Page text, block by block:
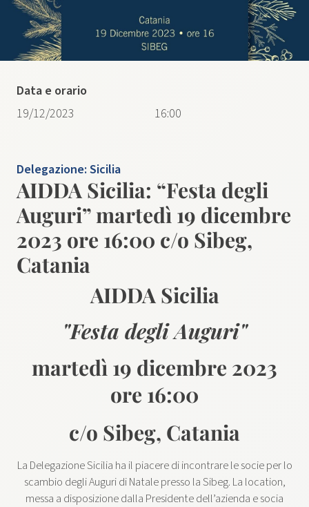
Delegazione:Sicilia
AIDDA Sicilia: “Festa degli
Auguri” martedì 19 dicembre
2023 ore 16:00 c/o Sibeg,
Catania
AIDDA Sicilia
"Festa degli Auguri"
martedì 19 dicembre 2023
ore 16:00
c/o Sibeg, Catania
La Delegazione Sicilia ha il piacere di incontrare le socie per lo
scambio degli Auguri di Natale presso la Sibeg. La location,
messa a disposizione dalla Presidente dell’azienda e socia
Data e orario
19/12/2023
16:00